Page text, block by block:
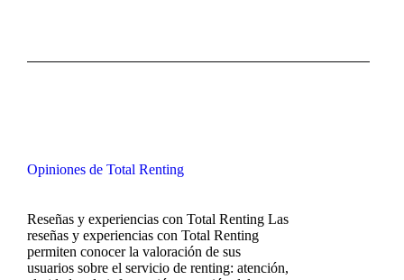
Opiniones de Total Renting
Reseñas y experiencias con Total Renting Las
reseñas y experiencias con Total Renting
permiten conocer la valoración de sus
usuarios sobre el servicio de renting: atención,